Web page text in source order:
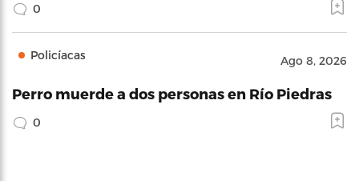
0
Policíacas Ago 8, 2026
Perro muerde a dos personas en Río Piedras
0